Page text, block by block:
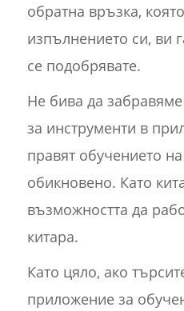
обратна връзка,
изпълнението си, ви
се подобрявате.
Не бива да
за инструменти в
правят обучението
обикновено. Като
възможността да
китара.
Като цяло, ако
приложение за